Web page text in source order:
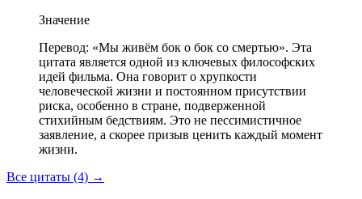
Значение
Перевод: «Мы живём бок о бок со смертью». Эта
цитата является одной из ключевых философских
идей фильма. Она говорит о хрупкости
человеческой жизни и постоянном присутствии
риска, особенно в стране, подверженной
стихийным бедствиям. Это не пессимистичное
заявление, а скорее призыв ценить каждый момент
жизни.
Все цитаты (4) →